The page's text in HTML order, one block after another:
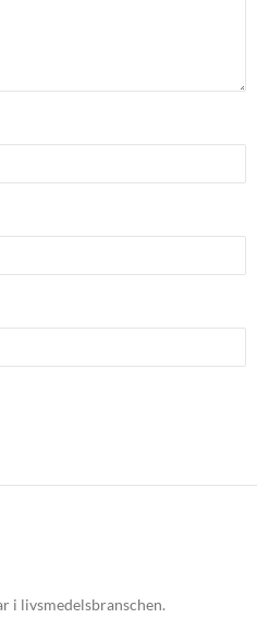
i livsmedelsbranschen.